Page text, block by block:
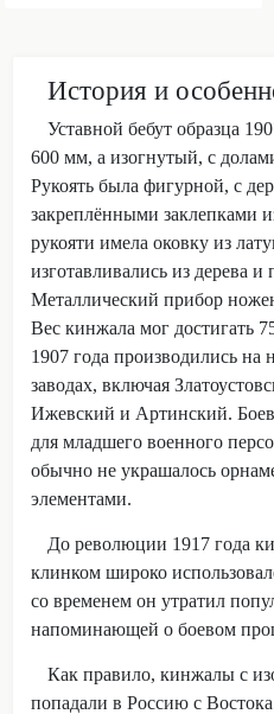
История и
Уставной бебут образца
600 мм, а изогнутый, с
Рукоять была фигурной, с
закреплёнными заклепками
рукояти имела оковку из
изготавливались из дерева
Металлический прибор
Вес кинжала мог достигать
1907 года производились на
заводах, включая
Ижевский и Артинский.
для младшего военного
обычно не украшалось
элементами.
До революции 1917 года
клинком широко
со временем он утратил
напоминающей о боевом
Как правило, кинжалы с
попадали в Россию с